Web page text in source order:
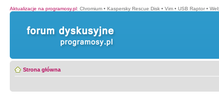
Aktualizacje na programosy.pl: Chromium • Kaspersky Rescue Disk • Vim • USB Raptor •
Strona główna